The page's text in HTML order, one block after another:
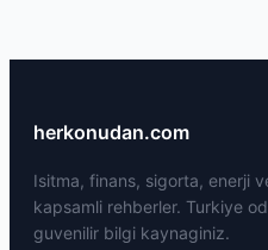
herkonudan.com
Isitma, finans, sigorta, enerji
kapsamli rehberler. Turkiye
guvenilir bilgi kaynaginiz.